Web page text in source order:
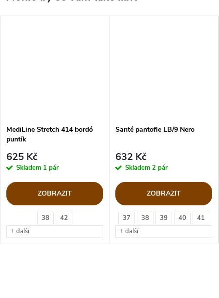
38
42
+ další
MediLine Stretch 414 bordó
puntík
625 Kč
Skladem 1 pár
ZOBRAZIT
37 38 39 40
41
+ další
Santé pantofle LB/9 Nero
632 Kč
Skladem 2 pár
ZOBRAZIT